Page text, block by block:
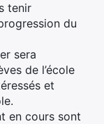
tenir
du
sera
de l’école
et
en cours sont
×